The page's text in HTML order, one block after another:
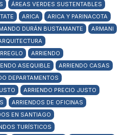
ÁREAS VERDES SUSTENTABLES
ARICA
ARICA Y PARINACOTA
DURÁN BUSTAMANTE
ARMANI
ARRIENDO
ASEQUIBLE
ARRIENDO CASAS
DEPARTAMENTOS
ARRIENDO PRECIO JUSTO
ARRIENDOS DE OFICINAS
EN SANTIAGO
TURÍSTICOS